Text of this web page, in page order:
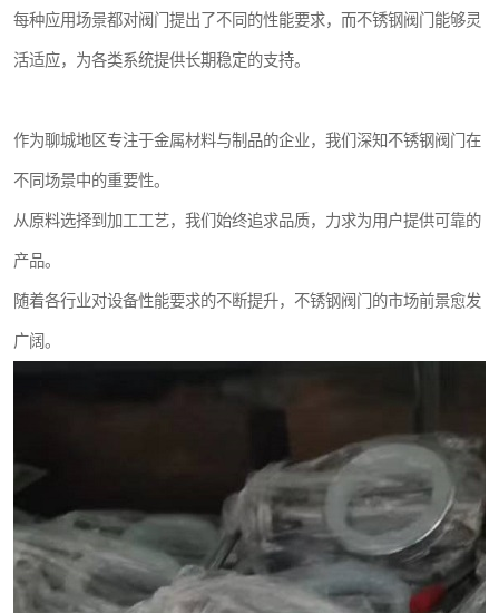
每种应用场景都对阀门提出了不同的性能要求，而不锈钢阀门能够灵
活适应，为各类系统提供长期稳定的支持。
作为聊城地区专注于金属材料与制品的企业，我们深知不锈钢阀门在
不同场景中的重要性。
从原料选择到加工工艺，我们始终追求品质，力求为用户提供可靠的
产品。
随着各行业对设备性能要求的不断提升，不锈钢阀门的市场前景愈发
广阔。